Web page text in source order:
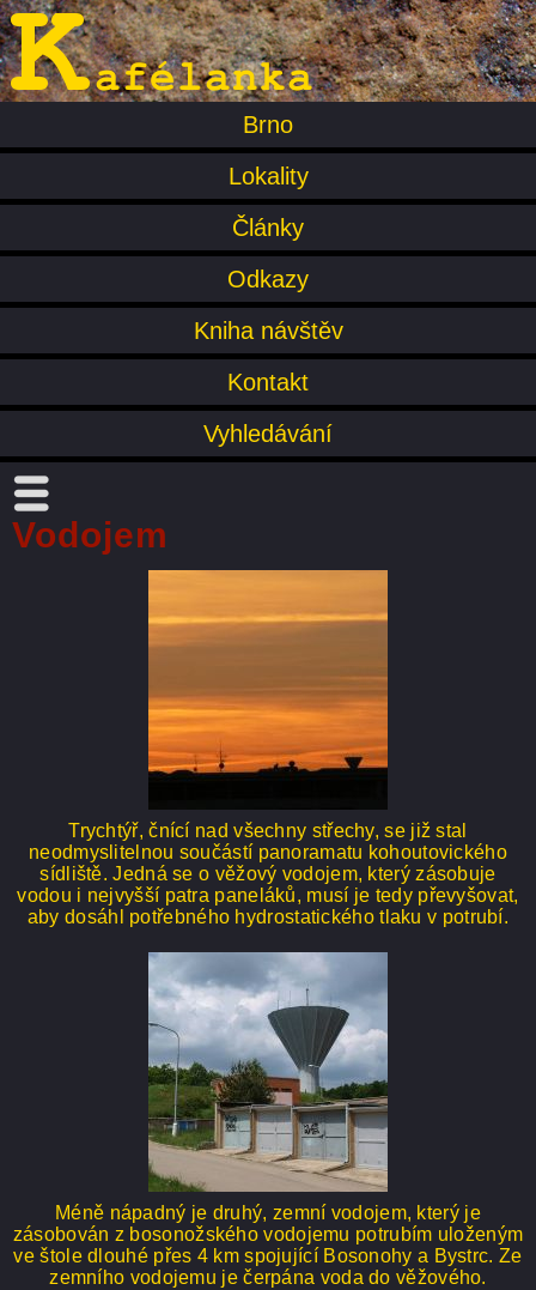
Brno
Lokality
Články
Odkazy
Kniha návštěv
Kontakt
Vyhledávání
Vodojem
Trychtýř, čnící nad všechny střechy, se již stal
neodmyslitelnou součástí panoramatu kohoutovického
sídliště. Jedná se o věžový vodojem, který zásobuje
vodou i nejvyšší patra paneláků, musí je tedy převyšovat,
aby dosáhl potřebného hydrostatického tlaku v potrubí.
Méně nápadný je druhý, zemní vodojem, který je
zásobován z bosonožského vodojemu potrubím uloženým
ve štole dlouhé přes 4 km spojující Bosonohy a Bystrc. Ze
zemního vodojemu je čerpána voda do věžového.